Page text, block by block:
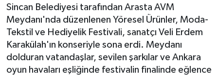
Sincan Belediyesi tarafından Arasta AVM
Meydanı'nda düzenlenen Yöresel Ürünler, Moda-
Tekstil ve Hediyelik Festivali, sanatçı Veli Erdem
Karakülah'ın konseriyle sona erdi. Meydanı
dolduran vatandaşlar, sevilen şarkılar ve Ankara
oyun havaları eşliğinde festivalin finalinde eğlence
Dünya
Eğitim
Ekonomi
Son Dakika Haberleri
Haber Arşivi